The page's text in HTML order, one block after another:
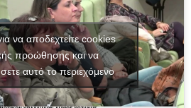
να αποδεχτείτε cookies
προώθησης και να
αυτό το περιεχόμενο